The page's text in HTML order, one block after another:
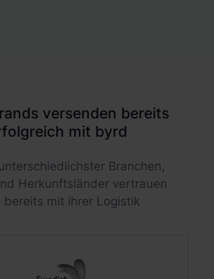
versenden bereits
mit byrd
Branchen,
Herkunftsländer vertrauen
bereits mit ihrer Logistik